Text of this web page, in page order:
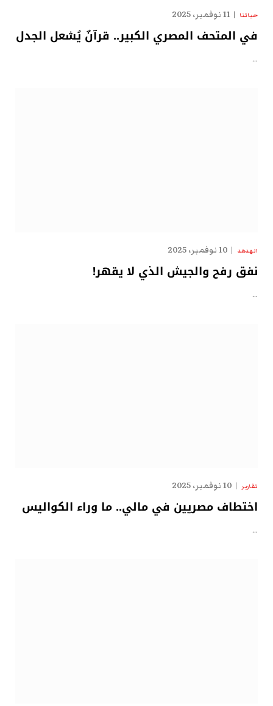
حياتنا 11 نوفمبر، 2025
في المتحف المصري الكبير.. قرآنٌ يُشعل الجدل
…
الهدهد 10 نوفمبر، 2025
نفق رفح والجيش الذي لا يقهر!
…
تقارير 10 نوفمبر، 2025
اختطاف مصريين في مالي.. ما وراء الكواليس
…